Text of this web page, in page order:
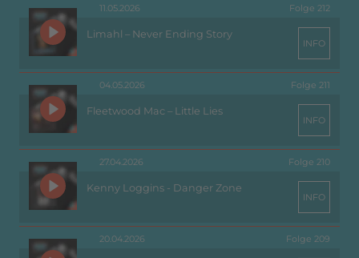
11.05.2026 Folge 212
Limahl – Never Ending Story
INFO
04.05.2026 Folge 211
Fleetwood Mac – Little Lies
INFO
27.04.2026 Folge 210
Kenny Loggins - Danger Zone
INFO
20.04.2026 Folge 209